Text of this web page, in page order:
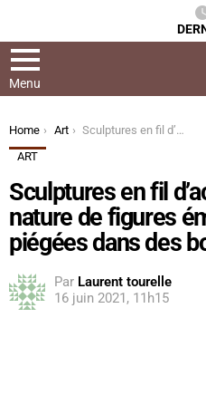
Menu
You are here:
Home Art
Sculptures en fil d’acier grandeur nature de figures émotionnelles piégées dans des boîtes
ART
Sculptures en fil
nature de figures
piégées dans des
Par Laurent tourelle
16 juin 2021, 11h15